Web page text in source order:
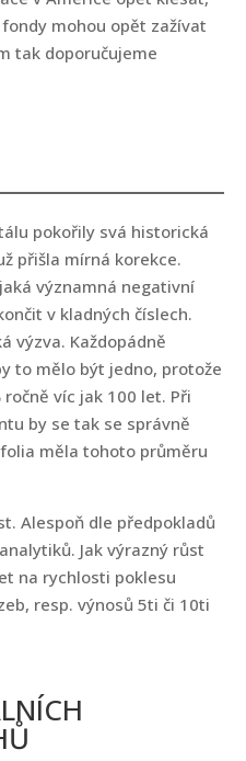
mohou opět zažívat
tak doporučujeme
pokořily svá historická
přišla mírná korekce.
významná negativní
v kladných číslech.
výzva. Každopádně
to mělo být jedno, protože
víc jak 100 let. Při
by se tak se správně
měla tohoto průměru
Alespoň dle předpokladů
Jak výrazný růst
na rychlosti poklesu
resp. výnosů 5ti či 10ti